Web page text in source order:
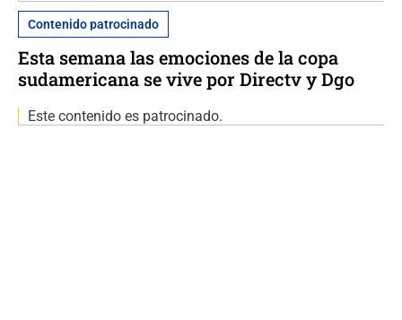
Contenido patrocinado
Esta semana las emociones de la copa
sudamericana se vive por Directv y Dgo
Este contenido es patrocinado.